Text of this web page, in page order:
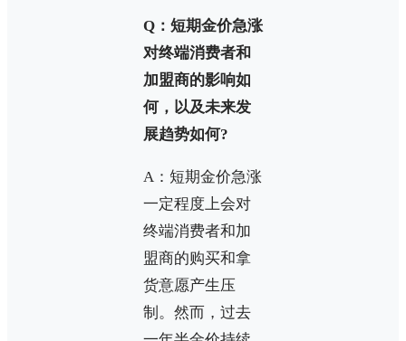
Q：短期金价急涨
对终端消费者和
加盟商的影响如
何，以及未来发
展趋势如何?
A：短期金价急涨
一定程度上会对
终端消费者和加
盟商的购买和拿
货意愿产生压
制。然而，过去